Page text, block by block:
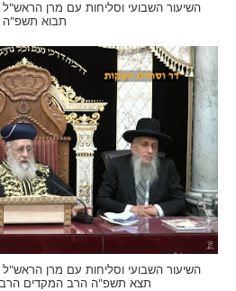
השיעור השבועי וסליחות עם מרן
תבוא תשפ"ה
השיעור השבועי וסליחות עם מרן
תצא תשפ"ה הרב המקדים הרב